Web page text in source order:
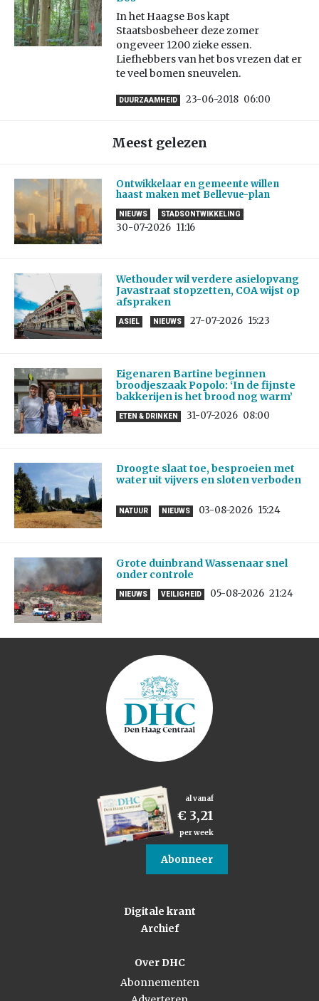
In het Haagse Bos kapt
Staatsbosbeheer deze zomer
ongeveer 1200 zieke essen.
Liefhebbers van het bos vrezen dat er
te veel bomen sneuvelen.
DUURZAAMHEID 23-06-2018 06:00
Meest gelezen
Ontwikkelaar en gemeente willen
haast maken met Bellevue-plan
NIEUWS STADSONTWIKKELING
30-07-2026 11:16
Wethouder wil verdere asielopvang
Javastraat stopzetten, COA wijst op
afspraken
ASIEL NIEUWS 27-07-2026 15:23
Eigenaren Bartine beginnen
broodjeszaak Popolo: ‘In de fijnste
bakkerijen is het brood nog warm’
ETEN & DRINKEN 31-07-2026 08:00
Droogte slaat toe, besproeien met
water uit vijvers en sloten verboden
NATUUR NIEUWS 03-08-2026 15:24
Grote duinbrand Wassenaar snel
onder controle
NIEUWS VEILIGHEID 05-08-2026 21:24
al vanaf
€ 3,21
per week
Abonneer
Digitale krant
Archief
Over DHC
Abonnementen